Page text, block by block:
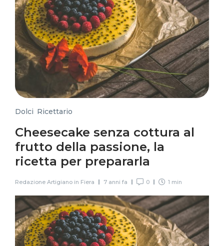
Dolci Ricettario
Cheesecake senza cottura al
frutto della passione, la
ricetta per prepararla
Redazione Artigiano in Fiera 7 anni fa 0 1 min